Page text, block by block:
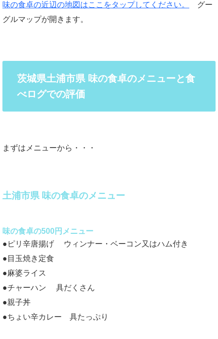
味の食卓の近辺の地図はここをタップしてください。
グー
グルマップが開きます。
茨城県土浦市県 味の食卓のメニューと食
べログでの評価
まずはメニューから・・・
土浦市県 味の食卓のメニュー
味の食卓の500円メニュー
●ピリ辛唐揚げ ウィンナー・ベーコン又はハム付き
●目玉焼き定食
●麻婆ライス
●チャーハン 具だくさん
●親子丼
●ちょい辛カレー 具たっぷり